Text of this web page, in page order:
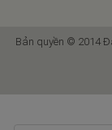
Bản quyền © 2014